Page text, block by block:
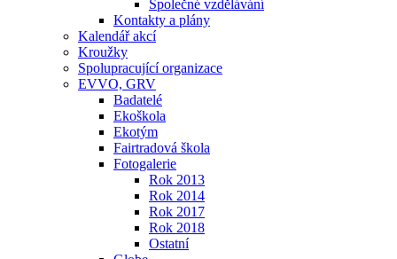
Společné vzdělávání
Kontakty a plány
Kalendář akcí
Kroužky
Spolupracující organizace
EVVO, GRV
Badatelé
Ekoškola
Ekotým
Fairtradová škola
Fotogalerie
Rok 2013
Rok 2014
Rok 2017
Rok 2018
Ostatní